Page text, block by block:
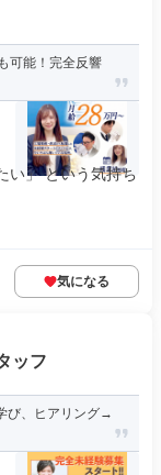
可能！完全反響
い」 という気持ち
気になる
ッフ
び、ヒアリング→